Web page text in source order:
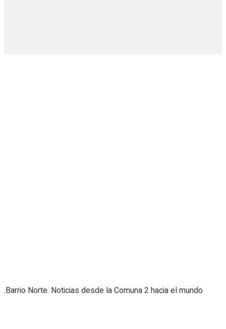
.Barrio Norte. Noticias desde la Comuna 2 hacia el mundo